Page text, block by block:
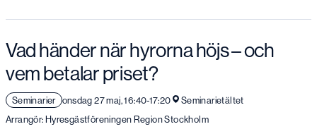
Vad händer när hyrorna höjs – och
vem betalar priset?
Seminarier onsdag 27 maj, 16:40-17:20
Seminarietältet
Arrangör: Hyresgästföreningen Region Stockholm